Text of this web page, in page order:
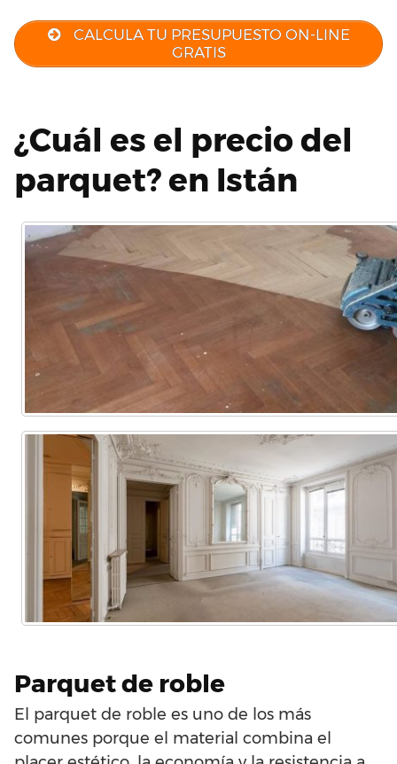
CALCULA TU PRESUPUESTO ON-LINE
GRATIS
¿Cuál es el precio del
parquet? en Istán
Parquet de roble
El parquet de roble es uno de los más
comunes porque el material combina el